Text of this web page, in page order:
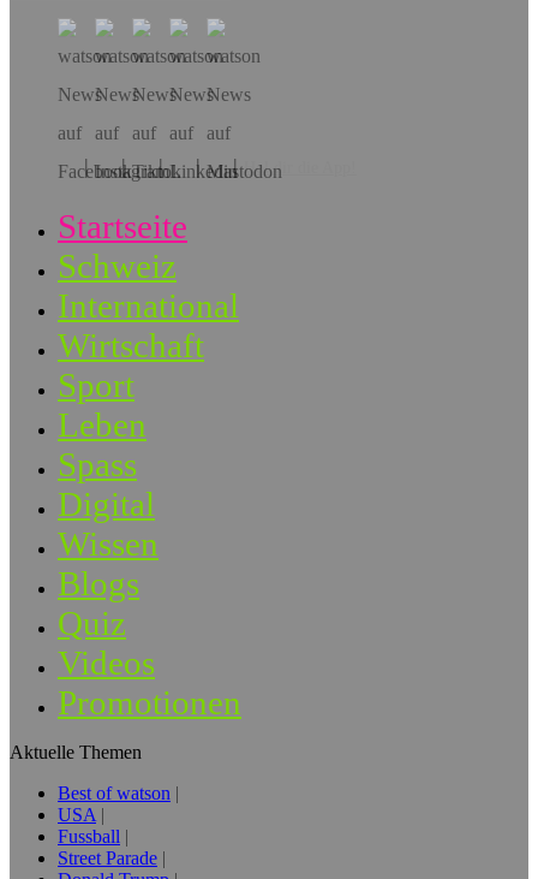
Hol dir die App!
Startseite
Schweiz
International
Wirtschaft
Sport
Leben
Spass
Digital
Wissen
Blogs
Quiz
Videos
Promotionen
Aktuelle Themen
Best of watson
USA
Fussball
Street Parade